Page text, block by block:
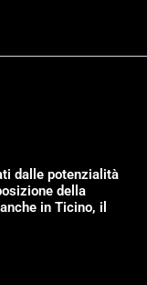
dalle potenzialità
della
in Ticino, il